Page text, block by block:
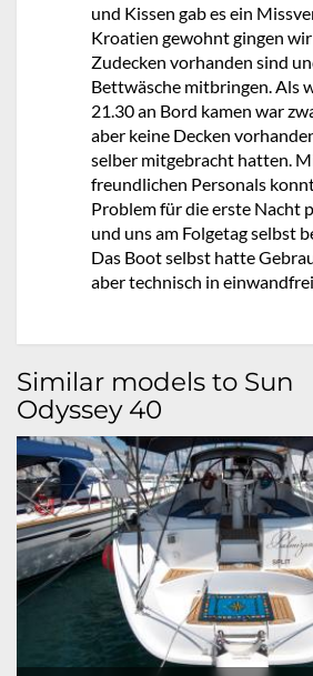
und Kissen gab es ein
Kroatien gewohnt gingen wir
Zudecken vorhanden sind
Bettwäsche mitbringen. Als
21.30 an Bord kamen war
aber keine Decken
selber mitgebracht hatten.
freundlichen Personals
Problem für die erste Nacht
und uns am Folgetag selbst
Das Boot selbst hatte
aber technisch in
Similar models to Sun
Odyssey 40